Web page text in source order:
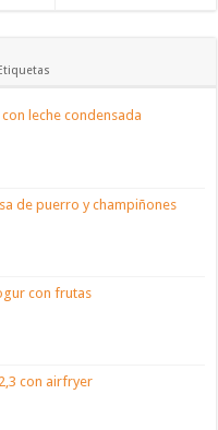
Etiquetas
leche condensada
de puerro y champiñones
con frutas
con airfryer